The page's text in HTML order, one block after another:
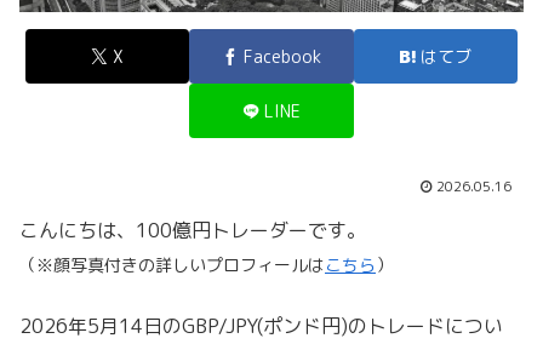
X Facebook はてブ
LINE
2026.05.16
こんにちは、100億円トレーダーです。
（※顔写真付きの詳しいプロフィールはこちら ）
2026年5月14日のGBP/JPY(ポンド円)のトレードについ